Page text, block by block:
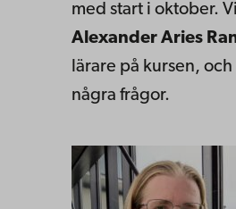
med start i oktober.
Alexander Aries
lärare på kursen,
några frågor.